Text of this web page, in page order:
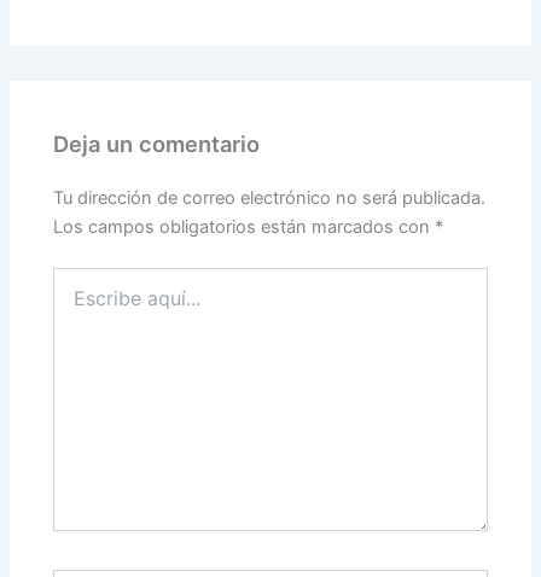
Deja un comentario
Tu dirección de correo electrónico no será publicada.
Los campos obligatorios están marcados con *
aquí...